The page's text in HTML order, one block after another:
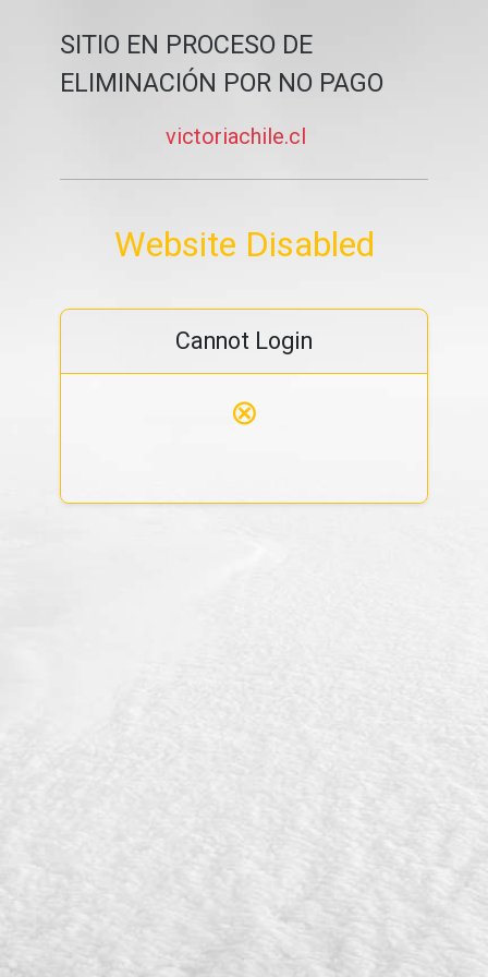
SITIO EN PROCESO DE
ELIMINACIÓN POR NO PAGO
victoriachile.cl
Website Disabled
Cannot Login
⊗